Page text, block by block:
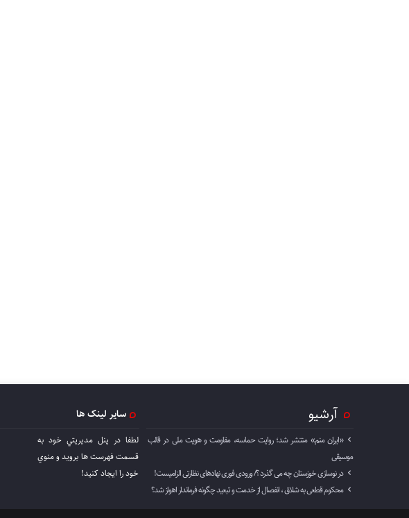
آرشیو
«ایران منم» منتشر شد؛ روایت حماسه، مقاومت و هویت ملی در قالب
موسیقی
در نوسازی خوزستان چه می گذرد ؟/ ورودی فوری نهادهای نظارتی الزامیست!
محکوم قطعی به شلاق ، انفصال از خدمت و تبعید چگونه فرماندار اهواز شد؟
سایر لینک ها
لطفا در پنل مديريتي خود به
قسمت فهرست ها برويد و منوي
خود را ايجاد كنيد!